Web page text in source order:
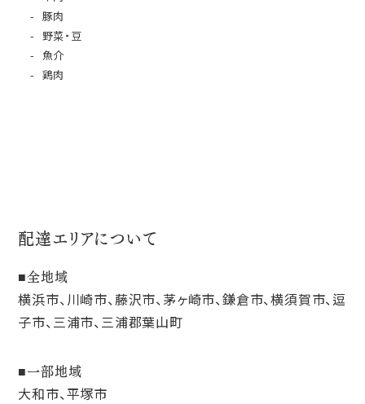
豚肉
野菜・豆
魚介
鶏肉
配達エリアについて
全地域
横浜市、川崎市、藤沢市、茅ヶ崎市、鎌倉市、横須賀市、逗
子市、三浦市、三浦郡葉山町
一部地域
大和市、平塚市